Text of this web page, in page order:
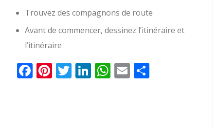
Trouvez des compagnons de route
Avant de commencer, dessinez l’itinéraire et
l’itinéraire
Facebook
Pinterest
Twitter
LinkedIn
WhatsApp
Email